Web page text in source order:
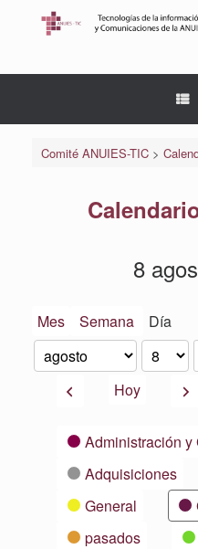
Comité ANUIES-TIC>
8
Mes Semana Día
Mes
Día
Año
AnteriorHoy
CategoríasAdministración
Adquisiciones
General
pasados